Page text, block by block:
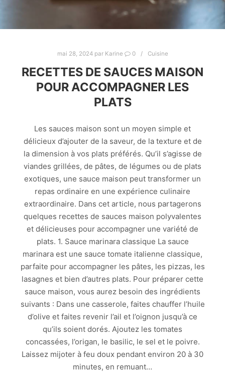
mai 28, 2024par Karine 0 Cuisine
RECETTES DE SAUCES MAISON
POUR ACCOMPAGNER LES
PLATS
Les sauces maison sont un moyen simple et
délicieux d’ajouter de la saveur, de la texture et de
la dimension à vos plats préférés. Qu’il s’agisse de
viandes grillées, de pâtes, de légumes ou de plats
exotiques, une sauce maison peut transformer un
repas ordinaire en une expérience culinaire
extraordinaire. Dans cet article, nous partagerons
quelques recettes de sauces maison polyvalentes
et délicieuses pour accompagner une variété de
plats. 1. Sauce marinara classique La sauce
marinara est une sauce tomate italienne classique,
parfaite pour accompagner les pâtes, les pizzas, les
lasagnes et bien d’autres plats. Pour préparer cette
sauce maison, vous aurez besoin des ingrédients
suivants : Dans une casserole, faites chauffer l’huile
d’olive et faites revenir l’ail et l’oignon jusqu’à ce
qu’ils soient dorés. Ajoutez les tomates
concassées, l’origan, le basilic, le sel et le poivre.
Laissez mijoter à feu doux pendant environ 20 à 30
minutes, en remuant…